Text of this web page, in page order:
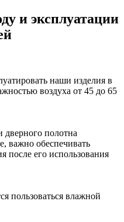
и эксплуатации
наши изделия в
воздуха от 45 до 65
полотна
важно обеспечивать
после его использования
пользоваться влажной